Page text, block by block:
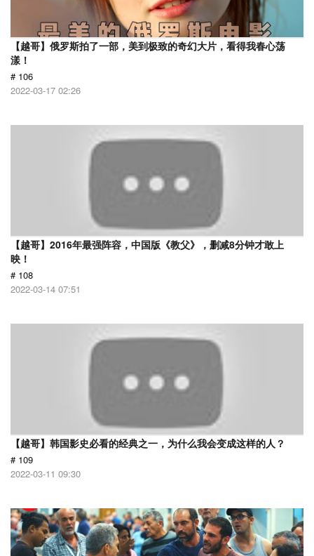
【越哥】俄罗斯拍了一部，美到极致的奇幻大片，看得我春心荡
漾！
# 106
2022-03-17 02:26
【越哥】2016年最强阵容，中国版《教父》，删减8分钟才敢上
映！
# 108
2022-03-14 07:51
【越哥】韩国影史必看的经典之一，为什么我会变成这样的人？
# 109
2022-03-11 09:30